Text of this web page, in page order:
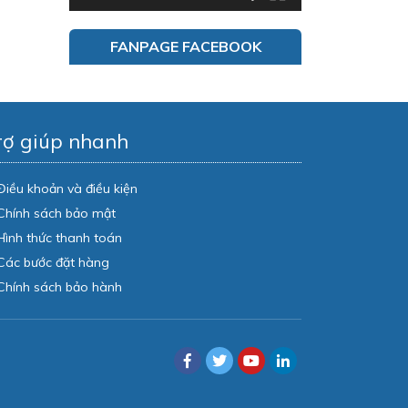
FANPAGE FACEBOOK
giúp nhanh
khoản và điều kiện
sách bảo mật
thức thanh toán
bước đặt hàng
sách bảo hành